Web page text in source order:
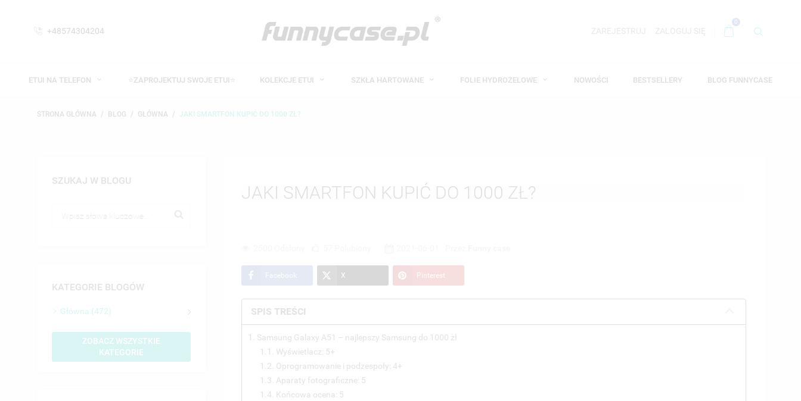
+48574304204
0
ETUI NA TELEFON ⭐ZAPROJEKTUJ SWOJE ETUI⭐ KOLEKCJE ETUI SZKŁA HARTOWANE FOLIE HYDROŻELOWE NOWOŚCI BESTSELLERY BLOG FUNNYCASE
STRONA GŁÓWNA BLOG GŁÓWNA JAKI SMARTFON KUPIĆ DO 1000 ZŁ?
SZUKAJ W BLOGU
KATEGORIE BLOGÓW
Główna (472)
ZOBACZ WSZYSTKIE
KATEGORIE
JAKI SMARTFON KUPIĆ DO 1000 ZŁ?
Facebook X Pinterest
SPIS TREŚCI
1. Samsung Galaxy A51 – najlepszy Samsung do 1000 zł
1.1. Wyświetlacz: 5+
1.2. Oprogramowanie i podzespoły: 4+
1.3. Aparaty fotograficzne: 5
1.4. Końcowa ocena: 5